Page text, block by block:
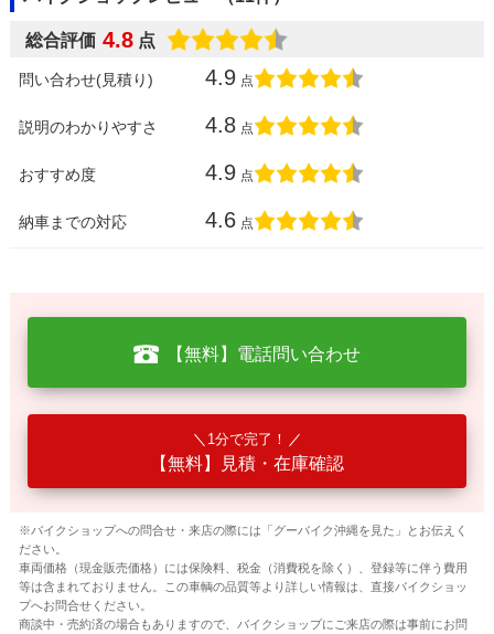
総合評価 4.8 点
問い合わせ(見積り) 4.9 点
説明のわかりやすさ 4.8 点
おすすめ度 4.9 点
納車までの対応 4.6 点
【無料】電話問い合わせ
1分で完了！
【無料】見積・在庫確認
※バイクショップへの問合せ・来店の際には「グーバイク沖縄を見た」とお伝えく
ださい。
車両価格（現金販売価格）には保険料、税金（消費税を除く）、登録等に伴う費用
等は含まれておりません。この車輌の品質等より詳しい情報は、直接バイクショッ
プへお問合せください。
商談中・売約済の場合もありますので、バイクショップにご来店の際は事前にお問